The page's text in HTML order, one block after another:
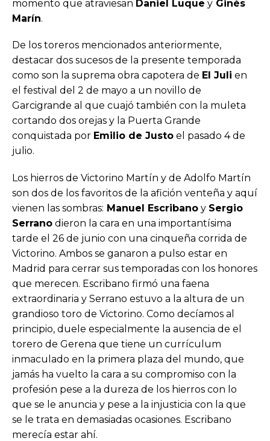
momento que atraviesan Daniel Luque y Ginés
Marín.
De los toreros mencionados anteriormente,
destacar dos sucesos de la presente temporada
como son la suprema obra capotera de El Juli en
el festival del 2 de mayo a un novillo de
Garcigrande al que cuajó también con la muleta
cortando dos orejas y la Puerta Grande
conquistada por Emilio de Justo el pasado 4 de
julio.
Los hierros de Victorino Martín y de Adolfo Martín
son dos de los favoritos de la afición venteña y aquí
vienen las sombras: Manuel Escribano y Sergio
Serrano dieron la cara en una importantísima
tarde el 26 de junio con una cinqueña corrida de
Victorino. Ambos se ganaron a pulso estar en
Madrid para cerrar sus temporadas con los honores
que merecen. Escribano firmó una faena
extraordinaria y Serrano estuvo a la altura de un
grandioso toro de Victorino. Como decíamos al
principio, duele especialmente la ausencia de el
torero de Gerena que tiene un currículum
inmaculado en la primera plaza del mundo, que
jamás ha vuelto la cara a su compromiso con la
profesión pese a la dureza de los hierros con lo
que se le anuncia y pese a la injusticia con la que
se le trata en demasiadas ocasiones. Escribano
merecía estar ahí.